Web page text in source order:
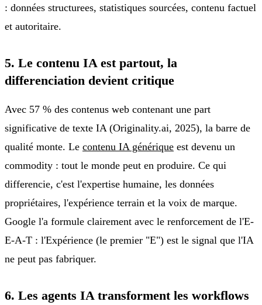
: données structurees, statistiques sourcées, contenu factuel
et autoritaire.
5. Le contenu IA est partout, la
differenciation devient critique
Avec 57 % des contenus web contenant une part
significative de texte IA (Originality.ai, 2025), la barre de
qualité monte. Le contenu IA générique est devenu un
commodity : tout le monde peut en produire. Ce qui
differencie, c'est l'expertise humaine, les données
propriétaires, l'expérience terrain et la voix de marque.
Google l'a formule clairement avec le renforcement de l'E-
E-A-T : l'Expérience (le premier "E") est le signal que l'IA
ne peut pas fabriquer.
6. Les agents IA transforment les workflows